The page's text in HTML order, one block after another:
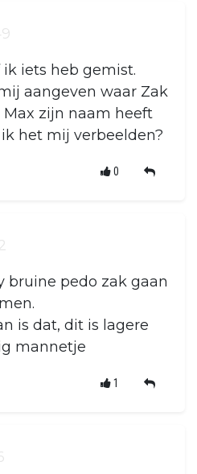
iets heb gemist.
aangeven waar Zak
Max zijn naam heeft
het mij verbeelden?
0
bruine pedo zak gaan
is dat, dit is lagere
mannetje
1